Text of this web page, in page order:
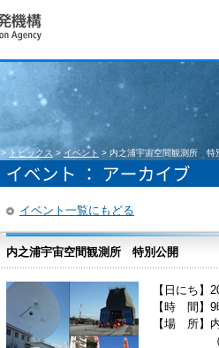
> トピックス > イベント > 内之浦宇宙空間観測所 特
イベント一覧にもどる
内之浦宇宙空間観測所 特別公開
【日にち】
【時 間】9
【場 所】
（鹿児島